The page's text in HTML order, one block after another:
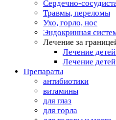
Сердечно-
Травмы, переломы
Ухо, горло, нос
Эндокринная
Лечение за
Лечение
Лечение
Препараты
антибиотики
витамины
для глаз
для горла